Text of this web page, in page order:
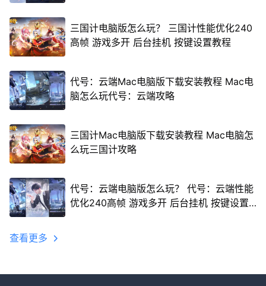
三国计电脑版怎么玩？ 三国计性能优化240
高帧 游戏多开 后台挂机 按键设置教程
代号：云端Mac电脑版下载安装教程 Mac电
脑怎么玩代号：云端攻略
三国计Mac电脑版下载安装教程 Mac电脑怎
么玩三国计攻略
代号：云端电脑版怎么玩？ 代号：云端性能
优化240高帧 游戏多开 后台挂机 按键设置
查看更多